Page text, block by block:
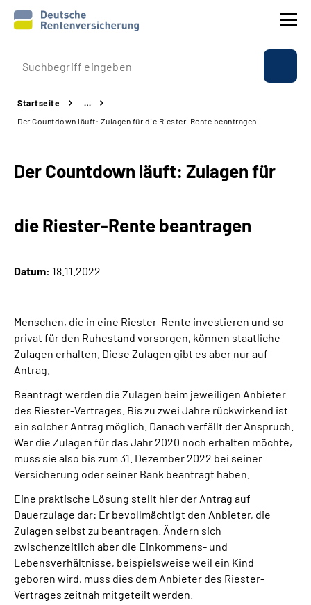
Prävention
Reha
Experten
Über uns & Presse
Suche
Inhalte in Gebärdensprache (DGS)
Leichte Sprache
Mein Kundenportal
Startseite
…
Der Countdown läuft: Zulagen für die Riester-Rente beantragen
Der Countdown läuft: Zulagen für
die Riester-Rente beantragen
Datum: 18.11.2022
Menschen, die in eine Riester-Rente investieren und so
privat für den Ruhestand vorsorgen, können staatliche
Zulagen erhalten. Diese Zulagen gibt es aber nur auf
Antrag.
Beantragt werden die Zulagen beim jeweiligen Anbieter
des Riester-Vertrages. Bis zu zwei Jahre rückwirkend ist
ein solcher Antrag möglich. Danach verfällt der Anspruch.
Wer die Zulagen für das Jahr 2020 noch erhalten möchte,
muss sie also bis zum 31. Dezember 2022 bei seiner
Versicherung oder seiner Bank beantragt haben.
Eine praktische Lösung stellt hier der Antrag auf
Dauerzulage dar: Er bevollmächtigt den Anbieter, die
Zulagen selbst zu beantragen. Ändern sich
zwischenzeitlich aber die Einkommens- und
Lebensverhältnisse, beispielsweise weil ein Kind
geboren wird, muss dies dem Anbieter des Riester-
Vertrages zeitnah mitgeteilt werden.